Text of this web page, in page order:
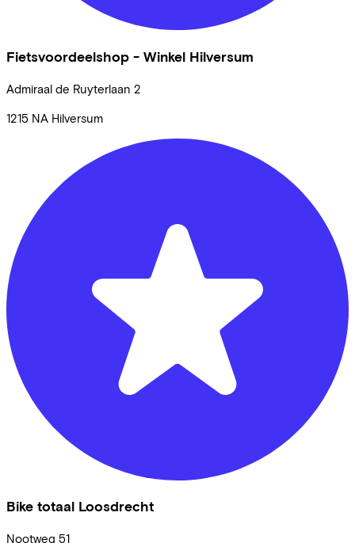
Fietsvoordeelshop - Winkel Hilversum
Admiraal de Ruyterlaan 2
1215 NA Hilversum
Bike totaal Loosdrecht
Nootweg 51